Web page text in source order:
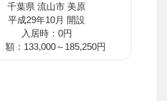
千葉県 流山市 美原
平成29年10月 開設
入居時：0円
：133,000～185,250円